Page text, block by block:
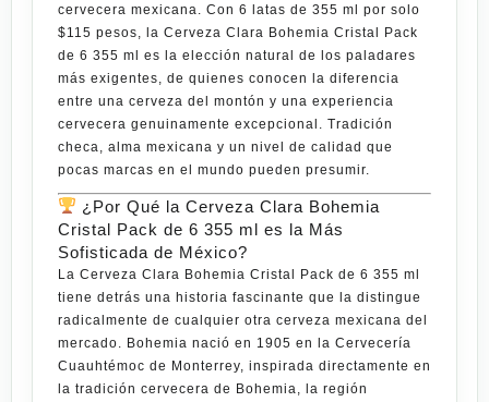
cervecera mexicana. Con 6 latas de 355 ml por solo
$115 pesos , la Cerveza Clara Bohemia Cristal Pack
de 6 355 ml es la elección natural de los paladares
más exigentes, de quienes conocen la diferencia
entre una cerveza del montón y una experiencia
cervecera genuinamente excepcional. Tradición
checa, alma mexicana y un nivel de calidad que
pocas marcas en el mundo pueden presumir.
¿Por Qué la Cerveza Clara Bohemia
Cristal Pack de 6 355 ml es la Más
Sofisticada de México?
La Cerveza Clara Bohemia Cristal Pack de 6 355 ml
tiene detrás una historia fascinante que la distingue
radicalmente de cualquier otra cerveza mexicana del
mercado. Bohemia nació en 1905 en la Cervecería
Cuauhtémoc de Monterrey, inspirada directamente en
la tradición cervecera de Bohemia, la región